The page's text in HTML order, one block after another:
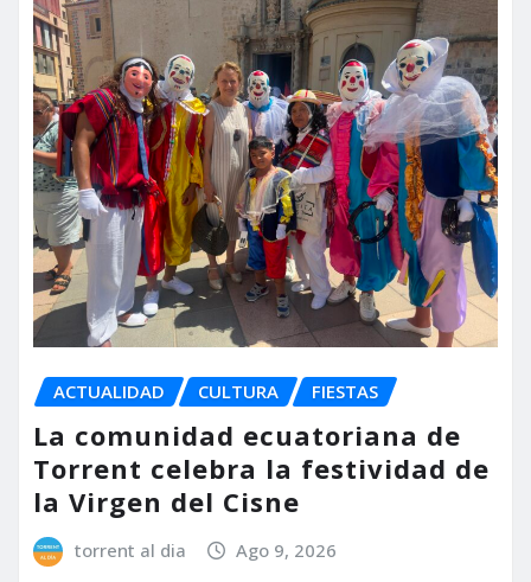
ACTUALIDAD CULTURA FIESTAS
La comunidad ecuatoriana de
Torrent celebra la festividad de
la Virgen del Cisne
torrent al dia Ago 9, 2026